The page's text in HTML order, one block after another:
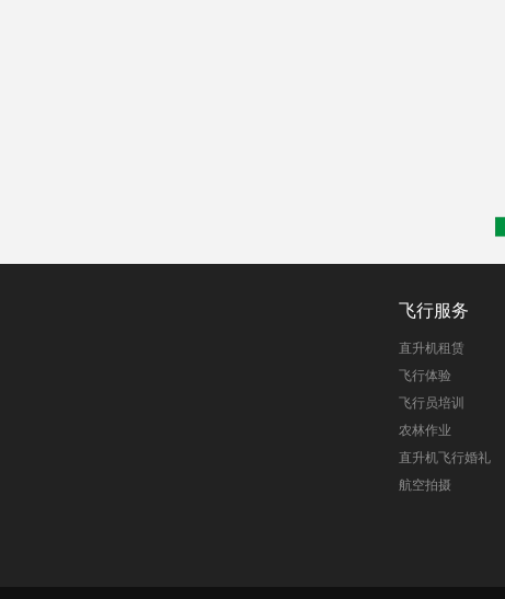
飞行服务
直升机租赁
飞行体验
飞行员培训
农林作业
直升机飞行婚礼
航空拍摄